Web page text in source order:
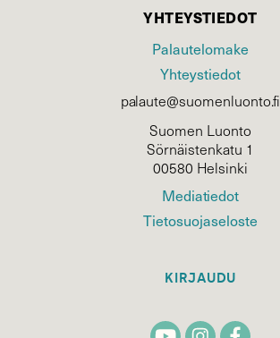
YHTEYSTIEDOT
Palautelomake
Yhteystiedot
palaute@suomenluonto.fi
Suomen Luonto
Sörnäistenkatu 1
00580 Helsinki
Mediatiedot
Tietosuojaseloste
KIRJAUDU